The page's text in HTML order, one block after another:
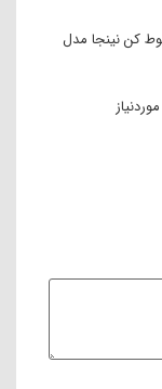
کن نینجا مدل